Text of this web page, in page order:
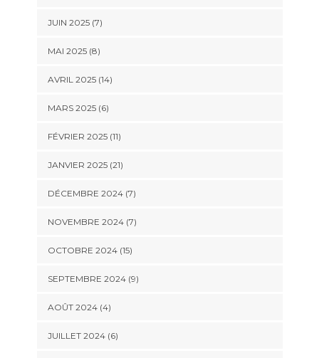
JUIN 2025 (7)
MAI 2025 (8)
AVRIL 2025 (14)
MARS 2025 (6)
FÉVRIER 2025 (11)
JANVIER 2025 (21)
DÉCEMBRE 2024 (7)
NOVEMBRE 2024 (7)
OCTOBRE 2024 (15)
SEPTEMBRE 2024 (9)
AOÛT 2024 (4)
JUILLET 2024 (6)